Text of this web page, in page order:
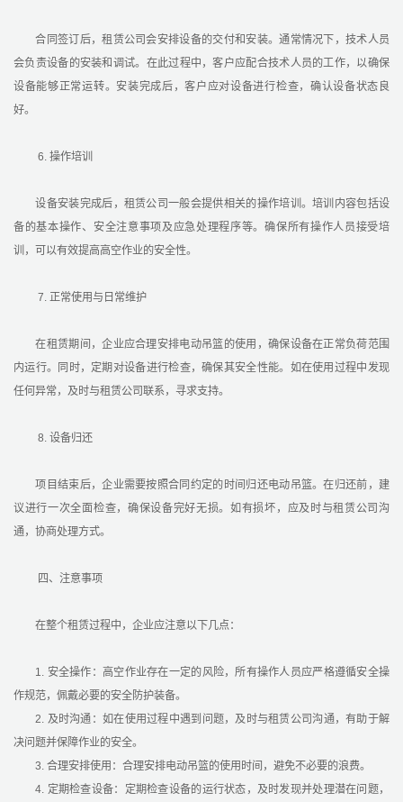
合同签订后，租赁公司会安排设备的交付和安装。通常情况下，技术人员
会负责设备的安装和调试。在此过程中，客户应配合技术人员的工作，以确保
设备能够正常运转。安装完成后，客户应对设备进行检查，确认设备状态良
好。
6. 操作培训
设备安装完成后，租赁公司一般会提供相关的操作培训。培训内容包括设
备的基本操作、安全注意事项及应急处理程序等。确保所有操作人员接受培
训，可以有效提高高空作业的安全性。
7. 正常使用与日常维护
在租赁期间，企业应合理安排电动吊篮的使用，确保设备在正常负荷范围
内运行。同时，定期对设备进行检查，确保其安全性能。如在使用过程中发现
任何异常，及时与租赁公司联系，寻求支持。
8. 设备归还
项目结束后，企业需要按照合同约定的时间归还电动吊篮。在归还前，建
议进行一次全面检查，确保设备完好无损。如有损坏，应及时与租赁公司沟
通，协商处理方式。
四、注意事项
在整个租赁过程中，企业应注意以下几点：
1. 安全操作：高空作业存在一定的风险，所有操作人员应严格遵循安全操
作规范，佩戴必要的安全防护装备。
2. 及时沟通：如在使用过程中遇到问题，及时与租赁公司沟通，有助于解
决问题并保障作业的安全。
3. 合理安排使用：合理安排电动吊篮的使用时间，避免不必要的浪费。
4. 定期检查设备：定期检查设备的运行状态，及时发现并处理潜在问题，